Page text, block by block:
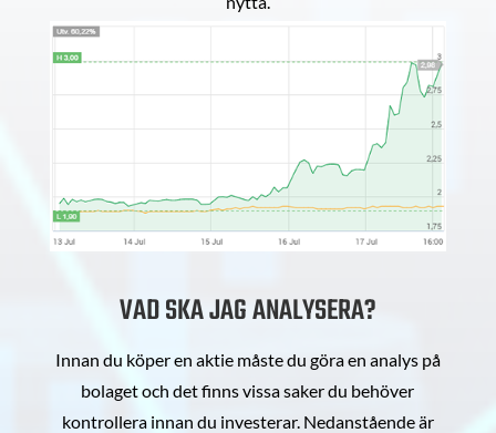
VAD SKA JAG ANALYSERA?
Innan du köper en aktie måste du göra en analys på
bolaget och det finns vissa saker du behöver
kontrollera innan du investerar. Nedanstående är